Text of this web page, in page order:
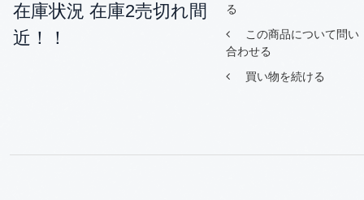
在庫状況 在庫2売切れ間
近！！
る
この商品について問い
合わせる
買い物を続ける